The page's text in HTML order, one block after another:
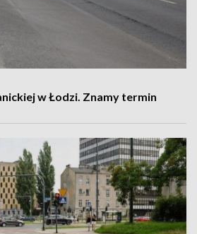
w Łodzi. Znamy termin